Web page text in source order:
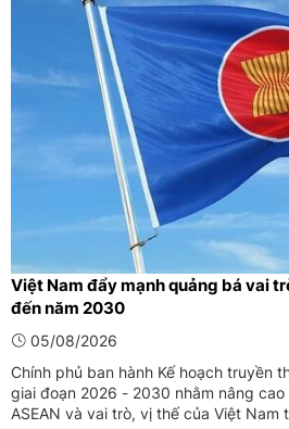
Việt Nam đẩy mạnh quảng bá vai
đến năm 2030
05/08/2026
Chính phủ ban hành Kế hoạch truyền
giai đoạn 2026 - 2030 nhằm nâng
ASEAN và vai trò, vị thế của Việt Nam